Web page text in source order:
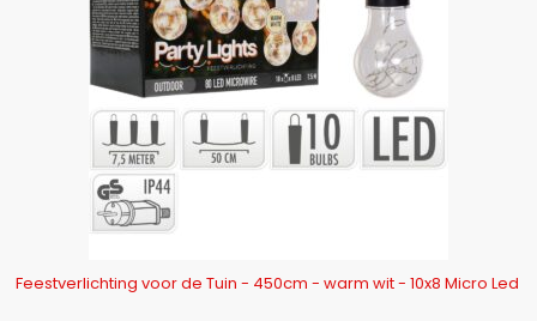
Feestverlichting voor de Tuin - 450cm - warm wit - 10x8 Micro Led